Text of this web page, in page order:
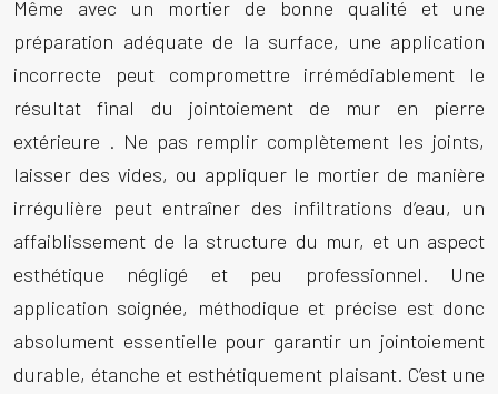
Même avec un mortier de bonne qualité et une
préparation adéquate de la surface, une application
incorrecte peut compromettre irrémédiablement le
résultat final du jointoiement de mur en pierre
extérieure . Ne pas remplir complètement les joints,
laisser des vides, ou appliquer le mortier de manière
irrégulière peut entraîner des infiltrations d’eau, un
affaiblissement de la structure du mur, et un aspect
esthétique négligé et peu professionnel. Une
application soignée, méthodique et précise est donc
absolument essentielle pour garantir un jointoiement
durable, étanche et esthétiquement plaisant. C’est une